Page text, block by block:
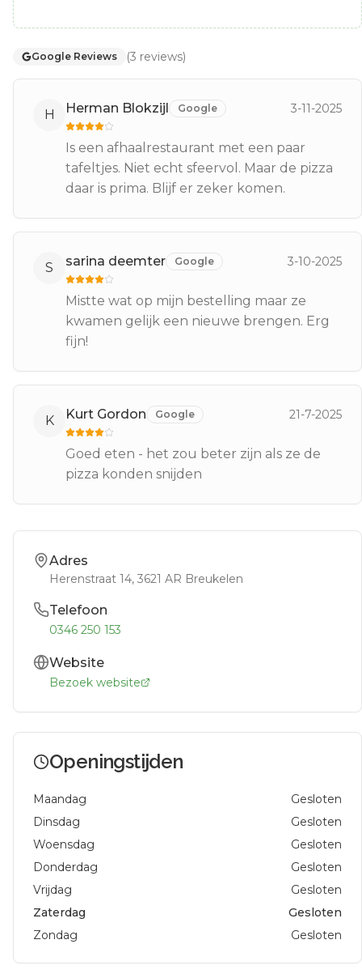
Google Reviews (3 reviews)
H Herman Blokzijl Google 3-11-2025
Is een afhaalrestaurant met een paar
tafeltjes. Niet echt sfeervol. Maar de pizza
daar is prima. Blijf er zeker komen.
S sarina deemter Google 3-10-2025
Mistte wat op mijn bestelling maar ze
kwamen gelijk een nieuwe brengen. Erg
fijn!
K Kurt Gordon Google 21-7-2025
Goed eten - het zou beter zijn als ze de
pizza konden snijden
Adres
Herenstraat 14, 3621 AR Breukelen
Telefoon
0346 250 153
Website
Bezoek website
Openingstijden
Maandag
Gesloten
Dinsdag
Gesloten
Woensdag
Gesloten
Donderdag
Gesloten
Vrijdag
Gesloten
Zaterdag
Gesloten
Zondag
Gesloten